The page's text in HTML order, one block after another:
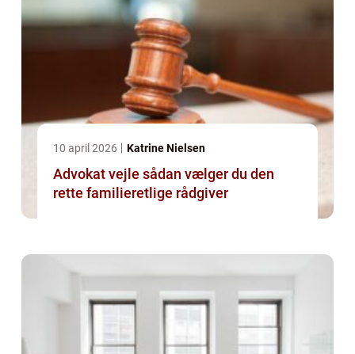
10 april 2026 Katrine Nielsen
Advokat vejle sådan vælger du den
rette familieretlige rådgiver